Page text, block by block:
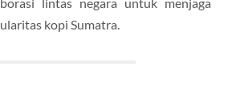
kopi Sumatra.